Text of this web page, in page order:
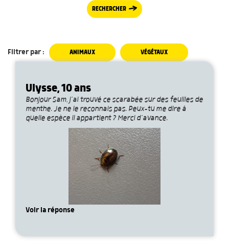
RECHERCHER
Filtrer par : ANIMAUX VÉGÉTAUX
Ulysse, 10 ans
Bonjour Sam, j’ai trouvé ce scarabée sur des feuilles de
menthe. Je ne le reconnais pas. Peux-tu me dire à
quelle espèce il appartient ? Merci d’avance.
Voir la réponse